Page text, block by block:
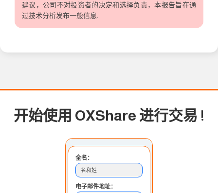
建议，公司不对投资者的决定和选择负责，本报告旨在通
过技术分析发布一般信息.
开始使用 OXShare 进行交易 !
全名：
名和姓
电子邮件地址：